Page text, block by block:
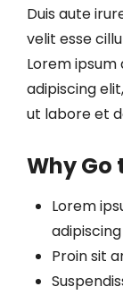
Duis aute
velit esse
Lorem
adipiscing
ut labore et
Why Go
Lorem
Proin sit